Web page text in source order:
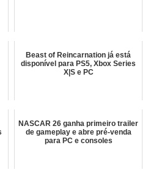
Beast of Reincarnation já está
disponível para PS5, Xbox Series
X|S e PC
NASCAR 26 ganha primeiro trailer
de gameplay e abre pré-venda
para PC e consoles